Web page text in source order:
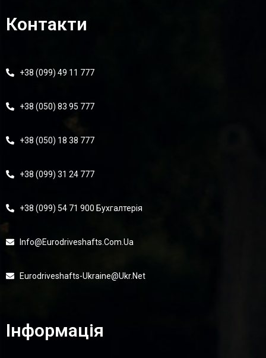
Контакти
+38 (099) 49 11 777
+38 (050) 83 95 777
+38 (050) 18 38 777
+38 (099) 31 24 777
+38 (099) 54 71 900 Бухгалтерія
Info@eurodriveshafts.com.ua
Eurodriveshafts-Ukraine@ukr.net
Інформація